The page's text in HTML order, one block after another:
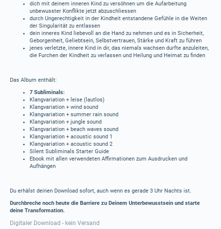
dich mit deinem inneren Kind zu versöhnen um die Aufarbeitung
unbewusster Konflikte jetzt abzuschliessen
durch Ungerechtigkeit in der Kindheit entstandene Gefühle in die Weiten
der Singularität zu entlassen
dein inneres Kind liebevoll an die Hand zu nehmen und es in Sicherheit,
Geborgenheit, Geliebtsein, Selbstvertrauen, Stärke und Kraft zu führen
jenes verletzte, innere Kind in dir, das niemals wachsen durfte anzuleiten,
die Furchen der Kindheit zu verlassen und Heilung und Heimat zu finden
Das Album enthält:
7 Subliminals:
Klangvariation + leise (lautlos)
Klangvariation + wind sound
Klangvariation + summer rain sound
Klangvariation + jungle sound
Klangvariation + beach waves sound
Klangvariation + acoustic sound 1
Klangvariation + acoustic sound 2
Silent Subliminals Starter Guide
Ebook mit allen verwendeten Affirmationen zum Ausdrucken und
Aufhängen
Du erhälst deinen Download sofort, auch wenn es gerade 3 Uhr Nachts ist.
Durchbreche noch heute die Barriere zu Deinem Unterbewusstsein und starte
deine Transformation.
Digitaler Download - kein Versand